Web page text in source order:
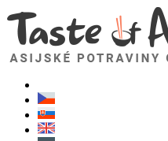
TasteOfAsia.cz
Neváhejte se zeptat.